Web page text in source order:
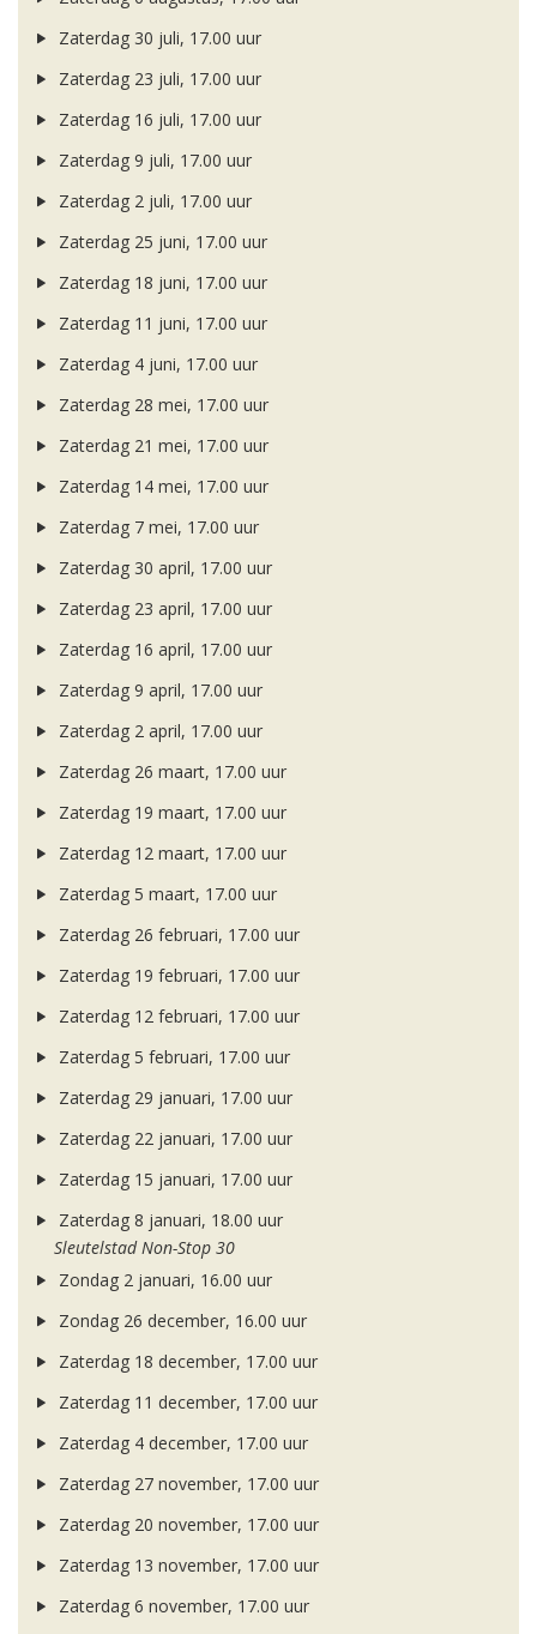
Zaterdag 30 juli, 17.00 uur
Zaterdag 23 juli, 17.00 uur
Zaterdag 16 juli, 17.00 uur
Zaterdag 9 juli, 17.00 uur
Zaterdag 2 juli, 17.00 uur
Zaterdag 25 juni, 17.00 uur
Zaterdag 18 juni, 17.00 uur
Zaterdag 11 juni, 17.00 uur
Zaterdag 4 juni, 17.00 uur
Zaterdag 28 mei, 17.00 uur
Zaterdag 21 mei, 17.00 uur
Zaterdag 14 mei, 17.00 uur
Zaterdag 7 mei, 17.00 uur
Zaterdag 30 april, 17.00 uur
Zaterdag 23 april, 17.00 uur
Zaterdag 16 april, 17.00 uur
Zaterdag 9 april, 17.00 uur
Zaterdag 2 april, 17.00 uur
Zaterdag 26 maart, 17.00 uur
Zaterdag 19 maart, 17.00 uur
Zaterdag 12 maart, 17.00 uur
Zaterdag 5 maart, 17.00 uur
Zaterdag 26 februari, 17.00 uur
Zaterdag 19 februari, 17.00 uur
Zaterdag 12 februari, 17.00 uur
Zaterdag 5 februari, 17.00 uur
Zaterdag 29 januari, 17.00 uur
Zaterdag 22 januari, 17.00 uur
Zaterdag 15 januari, 17.00 uur
Zaterdag 8 januari, 18.00 uur
Sleutelstad Non-Stop 30
Zondag 2 januari, 16.00 uur
Zondag 26 december, 16.00 uur
Zaterdag 18 december, 17.00 uur
Zaterdag 11 december, 17.00 uur
Zaterdag 4 december, 17.00 uur
Zaterdag 27 november, 17.00 uur
Zaterdag 20 november, 17.00 uur
Zaterdag 13 november, 17.00 uur
Zaterdag 6 november, 17.00 uur